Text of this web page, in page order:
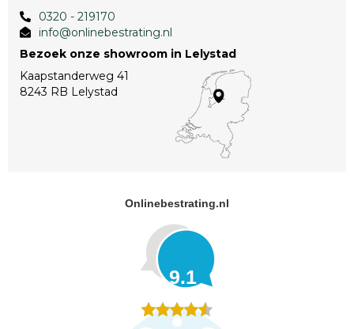
0320 - 219170
info@onlinebestrating.nl
Bezoek onze showroom in Lelystad
Kaapstanderweg 41
8243 RB Lelystad
Onlinebestrating.nl
9.1